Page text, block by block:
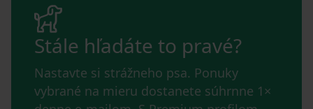
Stále hľadáte to pravé?
Nastavte si strážneho psa. Ponuky
vybrané na mieru dostanete súhrnne 1×